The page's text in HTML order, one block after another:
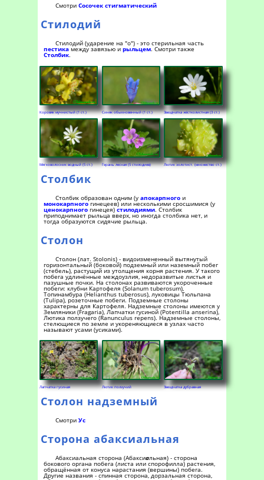
Смотри Сосочек стигматический
Стилодий
Стилодий (ударение на "о") - это стерильная часть
пестика между завязью и рыльцем. Смотри также
Столбик.
Коровяк мучнистый (1 ст.) Синяк обыкновенный (1 ст.) Звездчатка жёстколистная (3 ст.)
Мягковолосник водный (5 ст.) Герань лесная (5 стилодиев) Лютик золотист. (множество ст.)
Столбик
Столбик образован одним (у апокарпного и
монокарпногогинецеев) или несколькими сросшимися (у
ценокарпного гинецея) стилодиями. Столбик
приподнимает рыльца вверх, но иногда столбика нет, и
тогда образуются сидячие рыльца.
Столон
Столон (лат. Stolonis) - видоизмененный вытянутый
горизонтальный (боковой) подземный или наземный побег
(стебель), растущий из утолщения корня растения. У такого
побега удлинённые междоузлия, недоразвитые листья и
пазушные почки. На столонах развиваются укороченные
побеги: клубни Картофеля (Solanum tuberosum),
Топинамбура (Helianthus tuberosus), луковицы Тюльпана
(Tulipa), розеточные побеги. Подземные столоны
характерны для Картофеля. Надземные столоны имеются у
Земляники (Fragaria), Лапчатки гусиной (Potentilla anserina),
Лютика ползучего (Ranunculus repens). Надземные столоны,
стелющиеся по земле и укореняющиеся в узлах часто
называют усами (усиками).
Лапчатка гусиная Лютик ползучий Звездчатка дубравная
Столон надземный
Смотри Ус
Сторона абаксиальная
Абаксиальная сторона (Абаксиальная) - сторона
бокового органа побега (листа или спорофилла) растения,
обращённая от конуса нарастания (вершины) побега.
Другие названия - спинная сторона, дорзальная сторона,